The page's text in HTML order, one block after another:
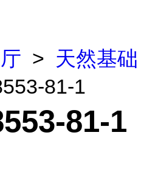
> 天然基础
81-1
81-1